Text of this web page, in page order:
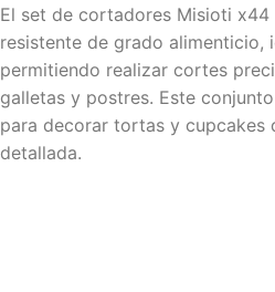
El set de cortadores Misioti
resistente de grado alimenticio,
permitiendo realizar cortes
galletas y postres. Este
para decorar tortas y cupcakes
detallada.